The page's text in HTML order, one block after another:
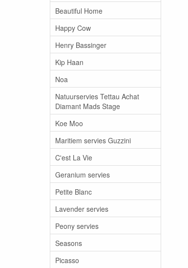
Beautiful Home
Happy Cow
Henry Bassinger
Kip Haan
Noa
Natuurservies Tettau Achat
Diamant Mads Stage
Koe Moo
Maritiem servies Guzzini
C'est La Vie
Geranium servies
Petite Blanc
Lavender servies
Peony servies
Seasons
Picasso